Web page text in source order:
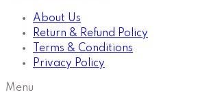
About Us
Return & Refund Policy
Terms & Conditions
Privacy Policy
Menu